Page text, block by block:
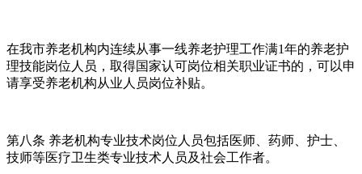
在我市养老机构内连续从事一线养老护理工作满1年的养老护
理技能岗位人员，取得国家认可岗位相关职业证书的，可以申
请享受养老机构从业人员岗位补贴。
第八条 养老机构专业技术岗位人员包括医师、药师、护士、
技师等医疗卫生类专业技术人员及社会工作者。